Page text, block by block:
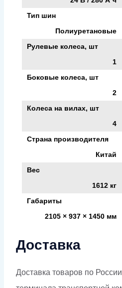
Тип шин
Полиуретановые
Рулевые колеса, шт
1
Боковые колеса, шт
2
Колеса на вилах, шт
4
Страна производителя
Китай
Вес
1612 кг
Габариты
2105 × 937 × 1450 мм
Доставка
Доставка товаров по